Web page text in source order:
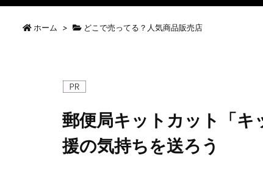
ホーム > どこで売ってる？人気商品販売店
郵便局キットカット「
援の気持ちを送ろう